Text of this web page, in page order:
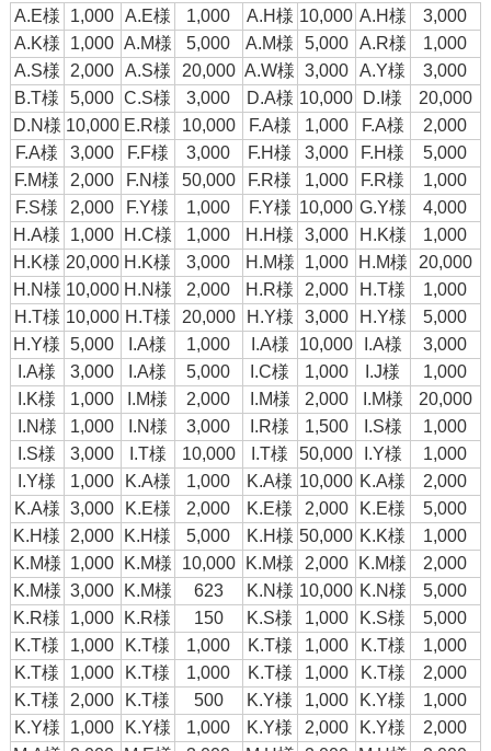
A.E様 1,000 A.E様 1,000 A.H様 10,000 A.H様
3,000
A.K様
1,000 A.M様 5,000 A.M様 5,000 A.R様
1,000
A.S様
2,000 A.S様 20,000 A.W様 3,000 A.Y様
3,000
B.T様
5,000 C.S様 3,000 D.A様 10,000 D.I様
20,000
D.N様 10,000 E.R様 10,000 F.A様 1,000 F.A様
2,000
F.A様
3,000 F.F様 3,000 F.H様 3,000 F.H様
5,000
F.M様
2,000 F.N様 50,000 F.R様 1,000 F.R様
1,000
F.S様
2,000 F.Y様 1,000 F.Y様 10,000 G.Y様
4,000
H.A様
1,000 H.C様 1,000 H.H様 3,000 H.K様
1,000
H.K様 20,000 H.K様 3,000 H.M様 1,000 H.M様
20,000
H.N様 10,000 H.N様 2,000 H.R様 2,000 H.T様
1,000
H.T様 10,000 H.T様 20,000 H.Y様 3,000 H.Y様
5,000
H.Y様
5,000 I.A様 1,000 I.A様 10,000 I.A様
3,000
I.A様
3,000 I.A様 5,000 I.C様 1,000 I.J様
1,000
I.K様
1,000 I.M様 2,000 I.M様 2,000 I.M様
20,000
I.N様
1,000 I.N様 3,000 I.R様 1,500 I.S様
1,000
I.S様
3,000 I.T様 10,000 I.T様 50,000 I.Y様
1,000
I.Y様
1,000 K.A様 1,000 K.A様 10,000 K.A様
2,000
K.A様
3,000 K.E様 2,000 K.E様 2,000 K.E様
5,000
K.H様
2,000 K.H様 5,000 K.H様 50,000 K.K様
1,000
K.M様 1,000 K.M様 10,000 K.M様 2,000 K.M様
2,000
K.M様 3,000 K.M様 623 K.N様 10,000 K.N様
5,000
K.R様
1,000 K.R様 150 K.S様 1,000 K.S様
5,000
K.T様
1,000 K.T様 1,000 K.T様 1,000 K.T様
1,000
K.T様
1,000 K.T様 1,000 K.T様 1,000 K.T様
2,000
K.T様
2,000 K.T様 500 K.Y様 1,000 K.Y様
1,000
K.Y様
1,000 K.Y様 1,000 K.Y様 2,000 K.Y様
2,000